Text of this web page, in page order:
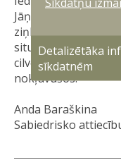
Jāņem vērā, ka
ziņkārīgi un
situācijas ir
cilvēka
nokļuvušos.
Anda Baraškina
Sabiedrisko
Detalizētāka
sīkdatnēm